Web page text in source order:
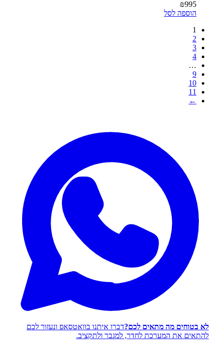
₪995
הוספה לסל
1
2
3
4
…
9
10
11
←
לא בטוחים מה מתאים לכם?דברו איתנו בוואטסאפ ונעזור לכם
להתאים את המערכת לחדר, למגבר ולתקציב.